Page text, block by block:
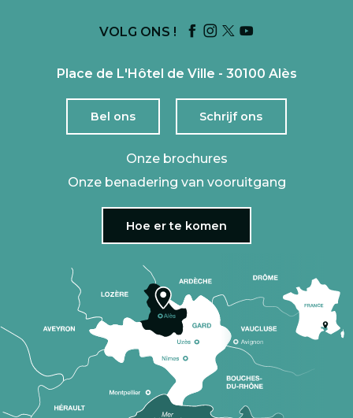
VOLG ONS !
Place de L'Hôtel de Ville - 30100 Alès
Bel ons Schrijf ons
Onze brochures
Onze benadering van vooruitgang
Hoe er te komen